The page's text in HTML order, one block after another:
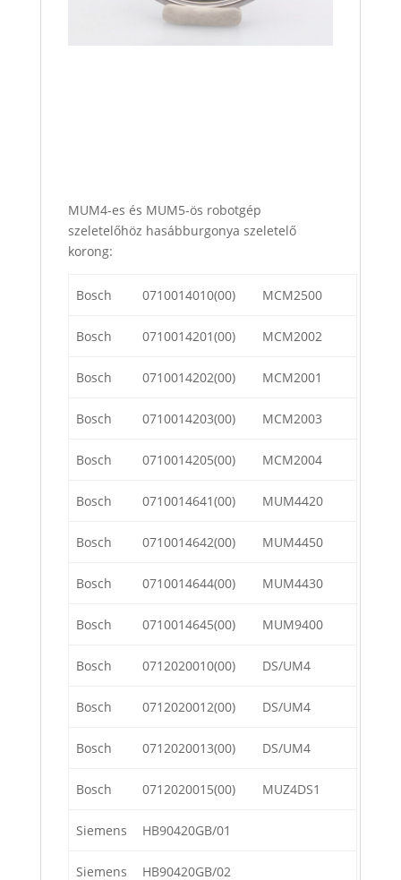
MUM4-es és MUM5-ös robotgép
szeletelőhöz hasábburgonya szeletelő
korong:
Bosch 0710014010(00) MCM2500
Bosch 0710014201(00) MCM2002
Bosch 0710014202(00) MCM2001
Bosch 0710014203(00) MCM2003
Bosch 0710014205(00) MCM2004
Bosch 0710014641(00) MUM4420
Bosch 0710014642(00) MUM4450
Bosch 0710014644(00) MUM4430
Bosch 0710014645(00) MUM9400
Bosch 0712020010(00) DS/UM4
Bosch 0712020012(00) DS/UM4
Bosch 0712020013(00) DS/UM4
Bosch 0712020015(00) MUZ4DS1
Siemens HB90420GB/01
Siemens HB90420GB/02